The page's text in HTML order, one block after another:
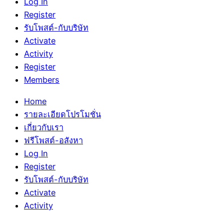
Register
รับโพสต์-กับบริษัท
Activate
Activity
Register
Members
Home
รายละเอียดโปรโมชั่น
เกี่ยวกับเรา
ฟรีโพสต์-อสังหา
Log In
Register
รับโพสต์-กับบริษัท
Activate
Activity